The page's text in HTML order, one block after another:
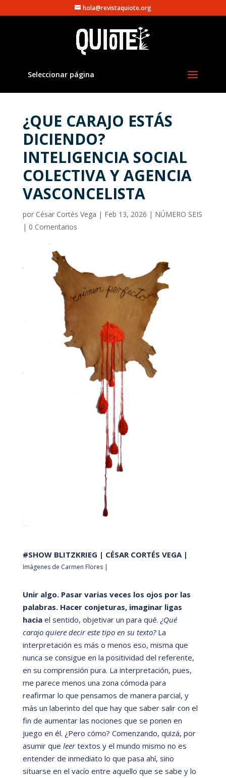
hola@revistaquiote.org
Seleccionar página
¿QUE CARAJO ESTÁS
DICIENDO?
INTELIGENCIA SOCIAL
COLECTIVA Y AGENCIA
VASCONCELISTA
por César Cortés Vega | Feb 13, 2026 | NÚMERO SEIS
| 0 Comentarios
#SHOW BLITZKRIEG | CÉSAR CORTÉS VEGA |
Imágenes de Carmen Flores |
Unir algo. Pasar varias veces los ojos por las
palabras. Hacer conjeturas, imaginar ligas
hacia el sentido, objetivar un para qué. ¿Qué
carajo quiere decir este tipo en su texto?La
interpretación es más o menos eso, misma que
nunca se consigue en la positividad del referente,
en su comprensión pura. La interpretación, pues,
me parece menos una zona cómoda para
reafirmar lo que pensamos de manera parcial, y
más un laberinto del que hay que saber salir con el
fin de aumentar las nociones que se ponen en
juego en él. ¿Pero cómo? Comenzando, quizá, por
asumir que leertextos y el mundo mismo no es
entender de inmediato lo que pasa ahí, sino
situarse en el vacío entre aquello que se sabe y lo